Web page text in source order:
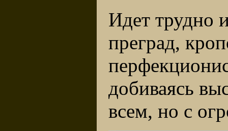
Идет трудно
преград,
добиваясь
всем, но с